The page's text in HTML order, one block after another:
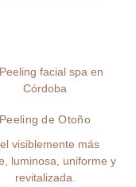
Peeling de Otoño
visiblemente más
luminosa, uniforme y
revitalizada.